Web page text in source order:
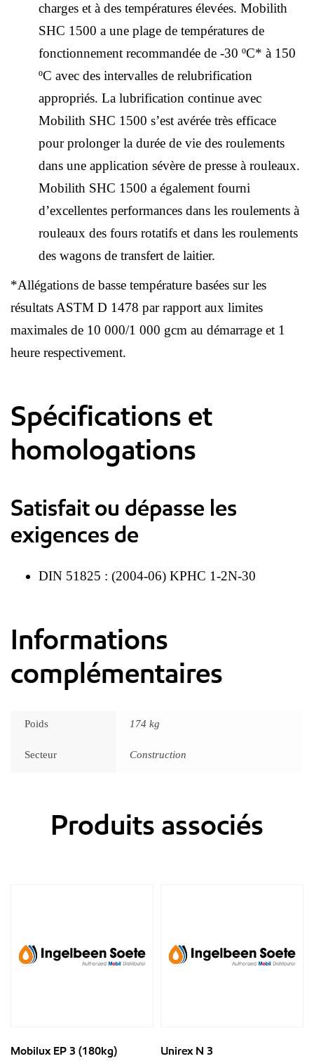
charges et à des températures élevées. Mobilith
SHC 1500 a une plage de températures de
fonctionnement recommandée de -30 ºC* à 150
ºC avec des intervalles de relubrification
appropriés. La lubrification continue avec
Mobilith SHC 1500 s’est avérée très efficace
pour prolonger la durée de vie des roulements
dans une application sévère de presse à rouleaux.
Mobilith SHC 1500 a également fourni
d’excellentes performances dans les roulements à
rouleaux des fours rotatifs et dans les roulements
des wagons de transfert de laitier.
*Allégations de basse température basées sur les
résultats ASTM D 1478 par rapport aux limites
maximales de 10 000/1 000 gcm au démarrage et 1
heure respectivement.
Spécifications et
homologations
Satisfait ou dépasse les
exigences de
DIN 51825 : (2004-06) KPHC 1-2N-30
Informations
complémentaires
Poids 174 kg
Secteur Construction
Produits associés
Mobilux EP 3 (180kg) Unirex N 3